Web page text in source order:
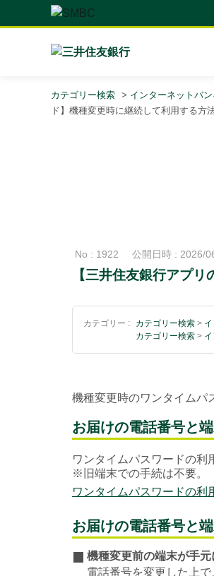
カテゴリー検索 > インターネットバ
ド】機種変更時に継続して利用する方
No : 1922 公開日時 : 2026/
【三井住友銀行アプ
カテゴリー : カテゴリー検索 >
カテゴリー検索 >
機種変更時のワンタイムパ
お届けの電話番号と
ワンタイムパスワードの利
※旧端末での手続は不要。
ワンタイムパスワードの利
お届けの電話番号と
機種変更前の端末が手
電話番号を変更した上